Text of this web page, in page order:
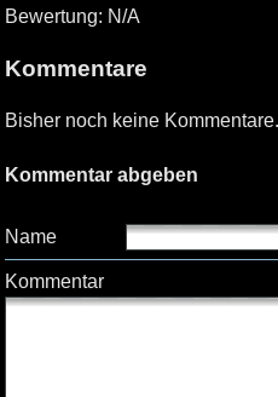
Bewertung: N/A
Kommentare
Bisher noch keine Kommentare.
Kommentar abgeben
Name
Kommentar